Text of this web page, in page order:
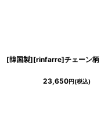
23,650円(税込)